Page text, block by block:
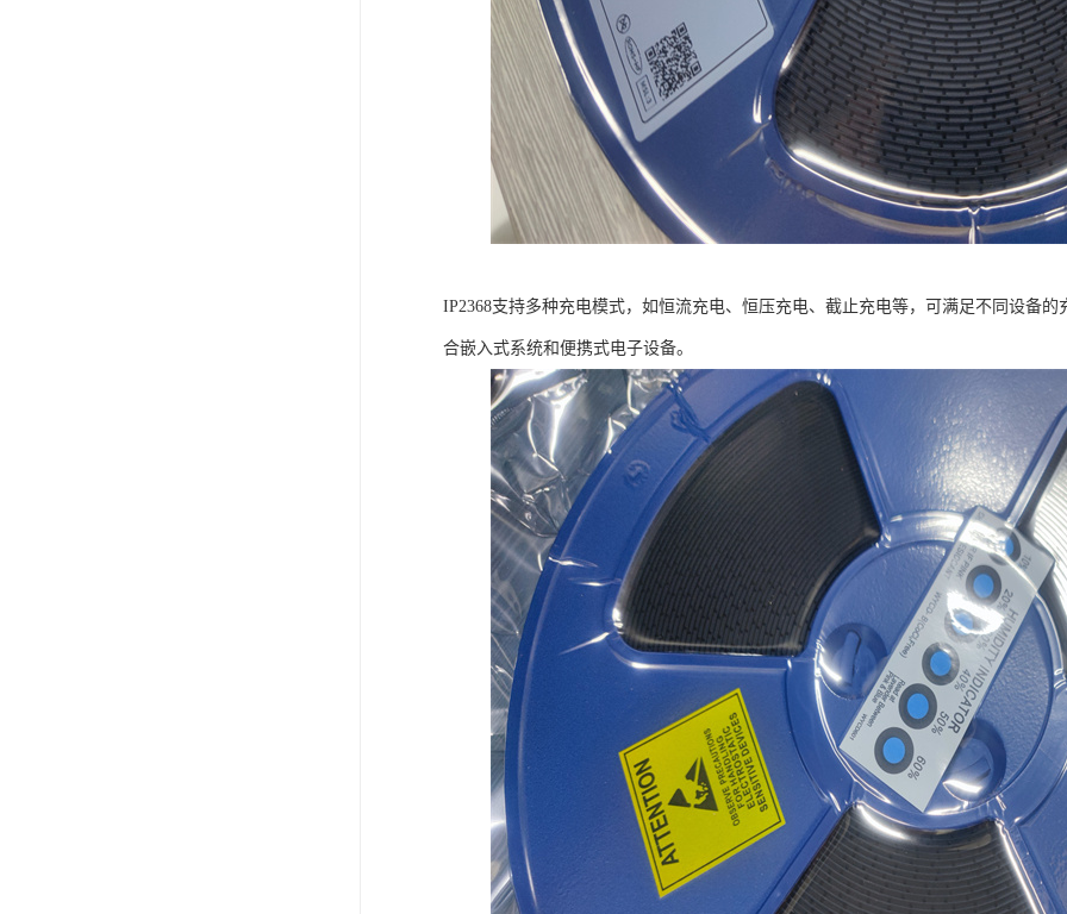
IP2368支持多种充电模式，如恒流充电、恒压充电、截止充电等，可满足不同设备
合嵌入式系统和便携式电子设备。